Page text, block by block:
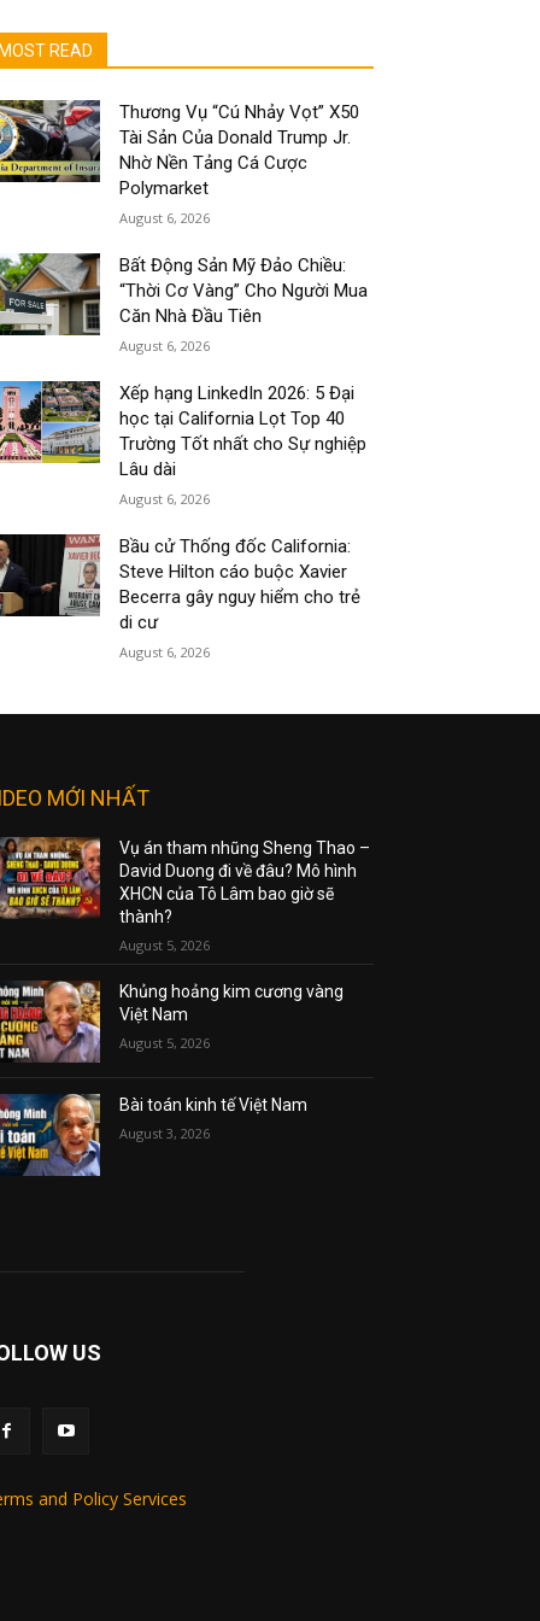
MOST READ
Thương Vụ “Cú Nhảy Vọt” X50
Tài Sản Của Donald Trump Jr.
Nhờ Nền Tảng Cá Cược
Polymarket
August 6, 2026
Bất Động Sản Mỹ Đảo Chiều:
“Thời Cơ Vàng” Cho Người Mua
Căn Nhà Đầu Tiên
August 6, 2026
Xếp hạng LinkedIn 2026: 5 Đại
học tại California Lọt Top 40
Trường Tốt nhất cho Sự nghiệp
Lâu dài
August 6, 2026
Bầu cử Thống đốc California:
Steve Hilton cáo buộc Xavier
Becerra gây nguy hiểm cho trẻ
di cư
August 6, 2026
MỚI NHẤT
Vụ án tham nhũng Sheng Thao –
David Duong đi về đâu? Mô hình
XHCN của Tô Lâm bao giờ sẽ
thành?
August 5, 2026
Khủng hoảng kim cương vàng
Việt Nam
August 5, 2026
Bài toán kinh tế Việt Nam
August 3, 2026
US
and Policy Services